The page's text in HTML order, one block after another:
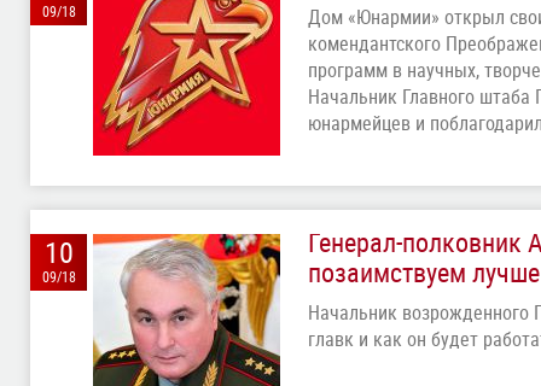
09/18
Дом «Юнармии» открыл
комендантского
программ в научных,
Начальник Главного штаба
юнармейцев и
10
09/18
Генерал-полковник
позаимствуем
Начальник возрожденного
главк и как он будет